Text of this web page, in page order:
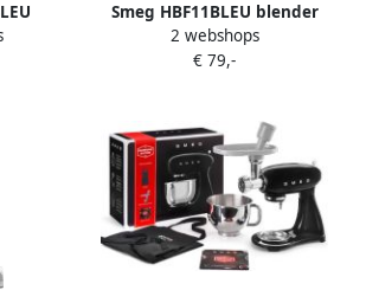
9
LED
Smeg HBF11BLEU blender
Staafmixer 700 W Zwart
Roestvrijstaal
2 webshops
€ 79,-